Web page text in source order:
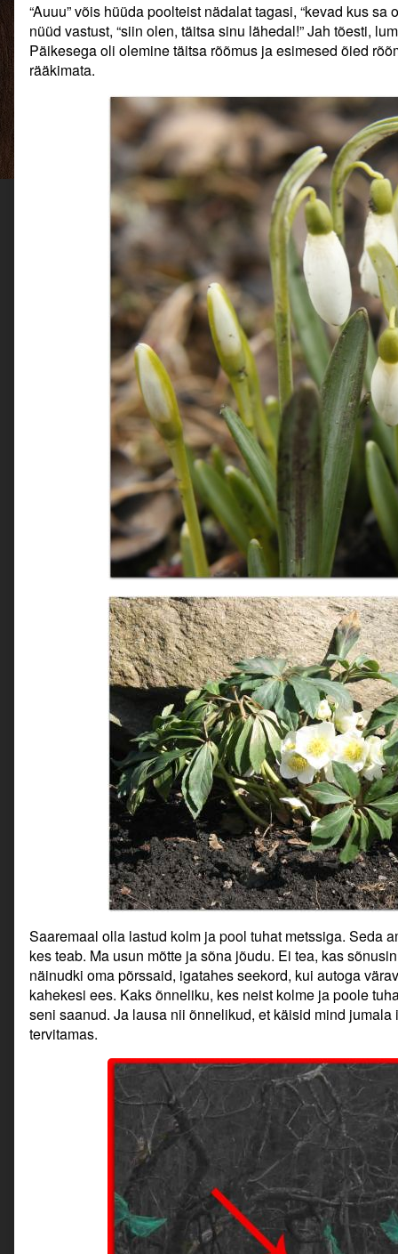
ehk
kas
meil
on
aega
of
Auuu
ehk
kui
elad
metsas
ehk
kas
on
aega
veel?!,
“Auuu” võis hüüda poolteist nädalat tagasi, “kevad kus sa
nüüd vastust, “siin olen, täitsa sinu lähedal!” Jah tõesti,
Päikesega oli olemine täitsa rõõmus ja esimesed õied
rääkimata.
Saaremaal olla lastud kolm ja pool tuhat metssiga. Seda
kes teab. Ma usun mõtte ja sõna jõudu. Ei tea, kas
näinudki oma põrssaid, igatahes seekord, kui autoga
kahekesi ees. Kaks õnneliku, kes neist kolme ja poole
seni saanud. Ja lausa nii õnnelikud, et käisid mind
tervitamas.